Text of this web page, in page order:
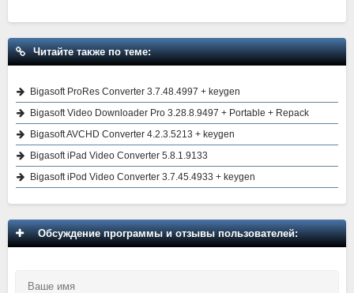
Читайте также по теме:
Bigasoft ProRes Converter 3.7.48.4997 + keygen
Bigasoft Video Downloader Pro 3.28.8.9497 + Portable + Repack
Bigasoft AVCHD Converter 4.2.3.5213 + keygen
Bigasoft iPad Video Converter 5.8.1.9133
Bigasoft iPod Video Converter 3.7.45.4933 + keygen
Обсуждение программы и отзывы пользователей: